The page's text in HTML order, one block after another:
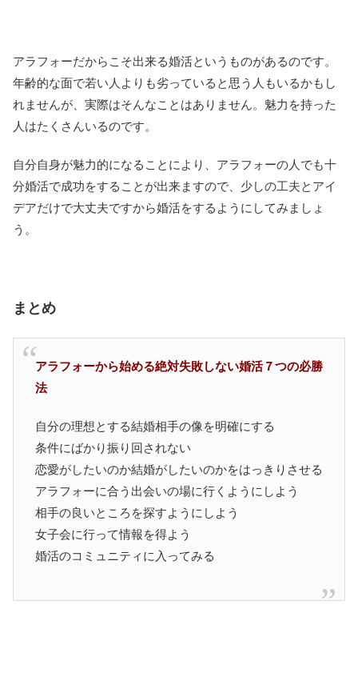
アラフォーだからこそ出来る婚活というものがあるのです。
年齢的な面で若い人よりも劣っていると思う人もいるかもし
れませんが、実際はそんなことはありません。魅力を持った
人はたくさんいるのです。
自分自身が魅力的になることにより、アラフォーの人でも十
分婚活で成功をすることが出来ますので、少しの工夫とアイ
デアだけで大丈夫ですから婚活をするようにしてみましょ
う。
まとめ
アラフォーから始める絶対失敗しない婚活７つの必勝
法
自分の理想とする結婚相手の像を明確にする
条件にばかり振り回されない
恋愛がしたいのか結婚がしたいのかをはっきりさせる
アラフォーに合う出会いの場に行くようにしよう
相手の良いところを探すようにしよう
女子会に行って情報を得よう
婚活のコミュニティに入ってみる